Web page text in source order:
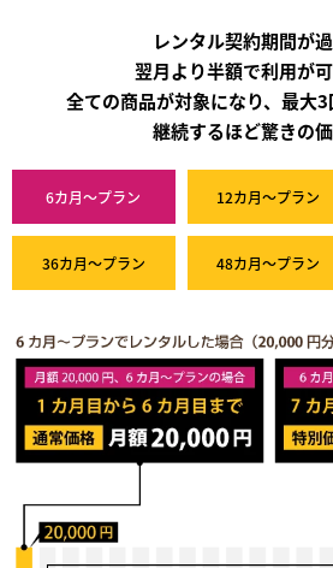
レンタル契約期間が
翌月より半額で利用が可
全ての商品が対象になり、最大
継続するほど驚きの価
6カ月～プラン 12カ月～プラン
36カ月～プラン 48カ月～プラン